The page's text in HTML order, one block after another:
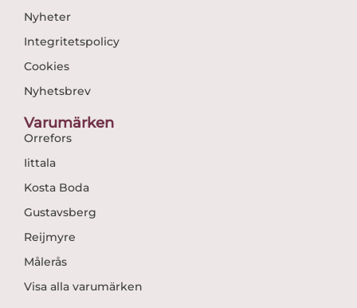
Nyheter
Integritetspolicy
Cookies
Nyhetsbrev
Varumärken
Orrefors
Iittala
Kosta Boda
Gustavsberg
Reijmyre
Målerås
Visa alla varumärken